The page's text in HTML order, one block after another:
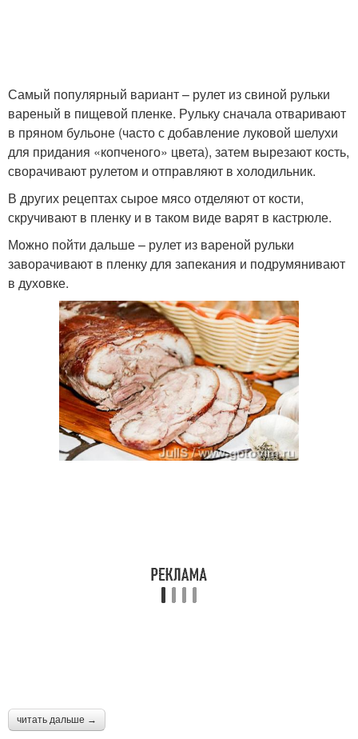
Самый популярный вариант – рулет из свиной рульки
вареный в пищевой пленке. Рульку сначала отваривают
в пряном бульоне (часто с добавление луковой шелухи
для придания «копченого» цвета), затем вырезают кость,
сворачивают рулетом и отправляют в холодильник.
В других рецептах сырое мясо отделяют от кости,
скручивают в пленку и в таком виде варят в кастрюле.
Можно пойти дальше – рулет из вареной рульки
заворачивают в пленку для запекания и подрумянивают
в духовке.
читать дальше →